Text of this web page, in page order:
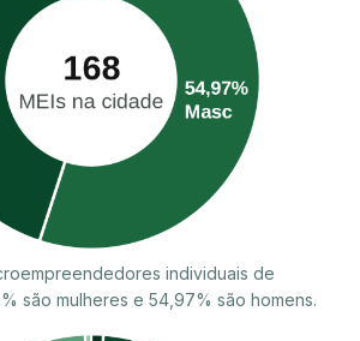
individuais de
são mulheres e 54,97% são homens.